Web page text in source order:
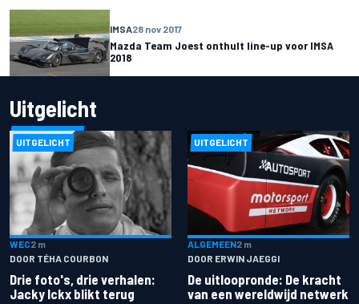
IMSA28 nov 2017
Mazda Team Joest onthult line-up voor IMSA
2018
Uitgelicht
UITGELICHT
WEC2 m
DOOR TÉHA COURBON
Drie foto's, drie verhalen:
Jacky Ickx blikt terug
UITGELICHT
ALGEMEEN2 m
DOOR ERWIN JAEGGI
De uitloopronde: De kracht
van een wereldwijd netwerk